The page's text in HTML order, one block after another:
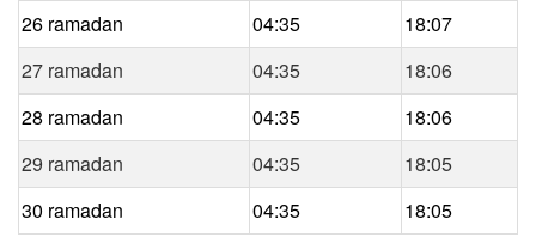
26 ramadan
04:35
18:07
27 ramadan
04:35
18:06
28 ramadan
04:35
18:06
29 ramadan
04:35
18:05
30 ramadan
04:35 18:05